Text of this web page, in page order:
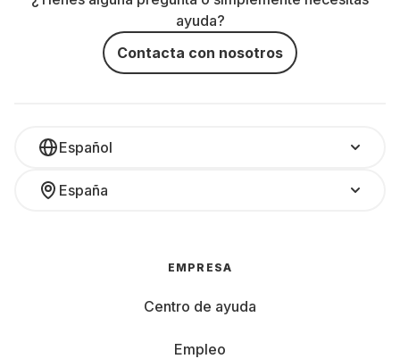
ayuda?
Contacta con nosotros
Español
España
EMPRESA
Centro de ayuda
Empleo